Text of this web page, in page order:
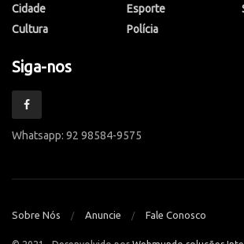
Cidade
Cultura
Esporte
Polícia
Siga-nos
Whatsapp: 92 98584-9575
Sobre Nós Anuncie Fale Conosco